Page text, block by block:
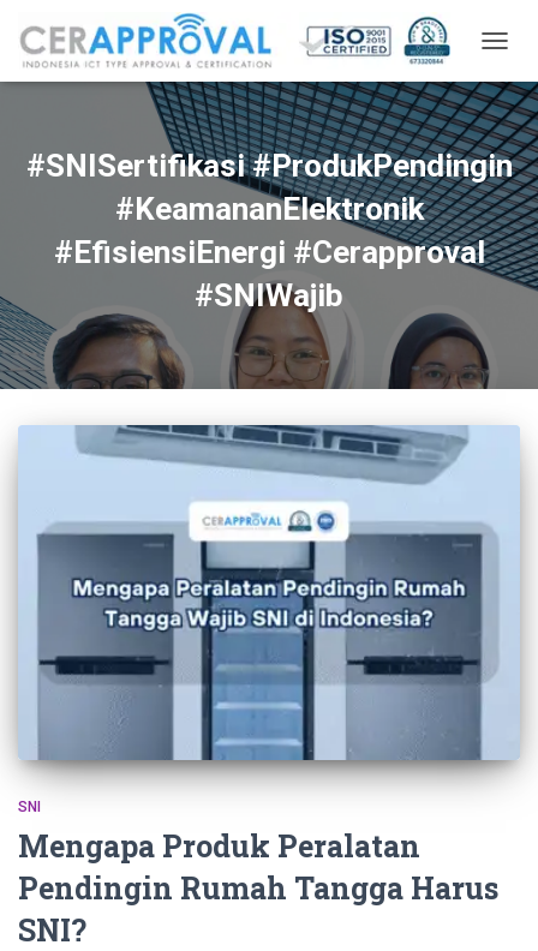
#SNISertifikasi #ProdukPendingin
#KeamananElektronik
#EfisiensiEnergi #Cerapproval
#SNIWajib
SNI
Mengapa Produk Peralatan
Pendingin Rumah Tangga Harus
SNI?